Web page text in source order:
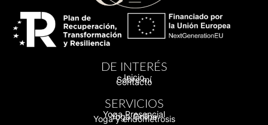
DE INTERÉS
Inicio
Sobre mí
Contacto
SERVICIOS
Yoga Presencial
Yoga Online
Yoga y endometrosis